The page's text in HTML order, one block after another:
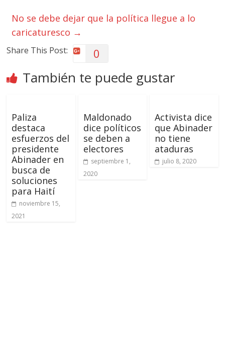
No se debe dejar que la política llegue a lo
caricaturesco →
Share This Post: 0
También te puede gustar
Paliza
destaca
esfuerzos del
presidente
Abinader en
busca de
soluciones
para Haití
noviembre 15,
2021
Maldonado
dice políticos
se deben a
electores
septiembre 1,
2020
Activista dice
que Abinader
no tiene
ataduras
julio 8, 2020